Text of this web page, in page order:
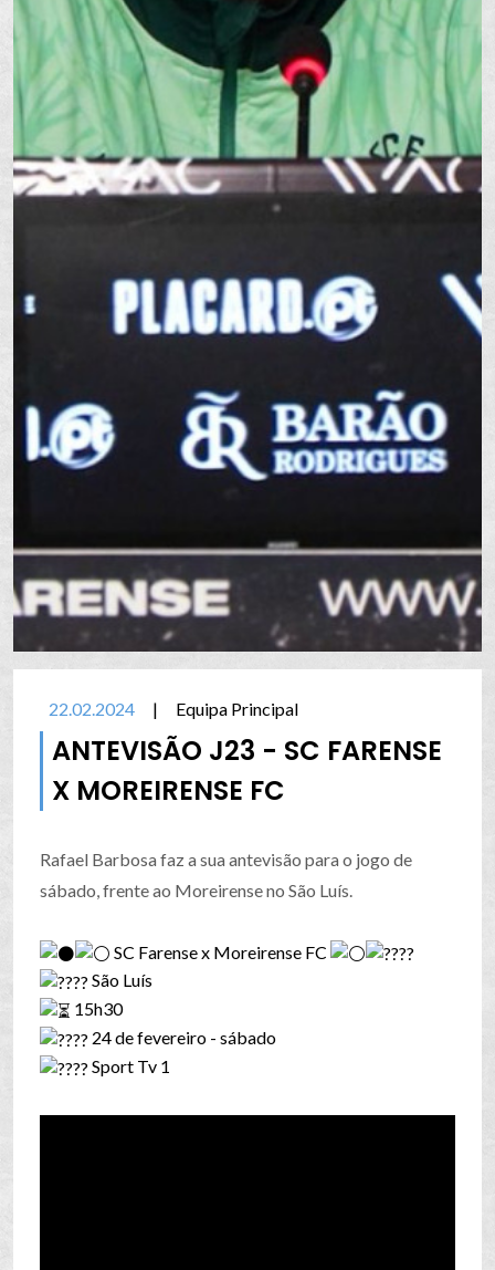
22.02.2024 | Equipa Principal
ANTEVISÃO J23 - SC FARENSE
X MOREIRENSE FC
Rafael Barbosa faz a sua antevisão para o jogo de
sábado, frente ao Moreirense no São Luís.
SC Farense x Moreirense FC
São Luís
15h30
24 de fevereiro - sábado
Sport Tv 1